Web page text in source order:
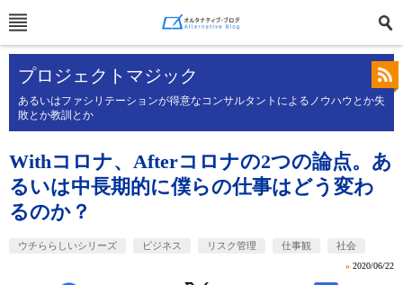
プロジェクトマジック
あるいはファシリテーションが得意なコンサルタントによるノウハウとか失
敗とか教訓とか
Withコロナ、Afterコロナの2つの論点。あ
るいは中長期的に僕らの仕事はどう変わ
るのか？
ウチららしいシリーズ ビジネス リスク管理 仕事観 社会
» 2020/06/22